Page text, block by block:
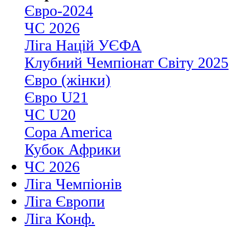
Євро-2024
ЧС 2026
Ліга Націй УЄФА
Клубний Чемпіонат Світу 2025
Євро (жінки)
Євро U21
ЧС U20
Copa America
Кубок Африки
ЧС 2026
Ліга Чемпіонів
Ліга Європи
Ліга Конф.